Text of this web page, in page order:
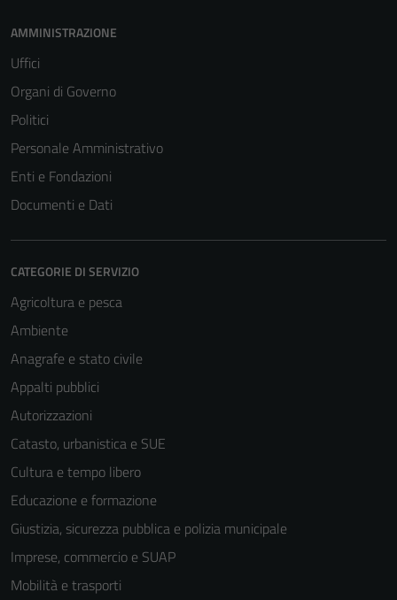
AMMINISTRAZIONE
Uffici
Organi di Governo
Politici
Personale Amministrativo
Enti e Fondazioni
Documenti e Dati
CATEGORIE DI SERVIZIO
Agricoltura e pesca
Ambiente
Anagrafe e stato civile
Appalti pubblici
Autorizzazioni
Catasto, urbanistica e SUE
Cultura e tempo libero
Educazione e formazione
Giustizia, sicurezza pubblica e polizia municipale
Imprese, commercio e SUAP
Mobilità e trasporti